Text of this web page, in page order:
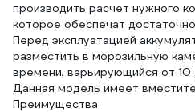
производить расчет нужного
которое обеспечат
Перед эксплуатацией
разместить в морозильную
времени, варьирующийся от 10
Данная модель имеет
Преимущества